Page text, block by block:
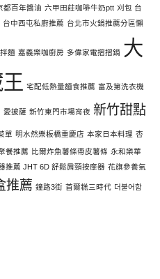
都百年醬油 六甲田莊咖啡牛奶ptt 刈包 台
台中西屯私廚推薦 台北市火鍋推薦分區懶
麵 嘉義樂咖廚房 多偉家電摺摺鍋 大
宅配低熱量麵食推薦 富及第洗衣機
愛披薩 新竹東門市場宵夜 新竹甜點
單 明水然樂板橋重慶店 本家日本料理 杏
餐推薦 比爾炸魚薯條帶皮薯條 永和樂華
推薦 JHT 6D 舒鬆肩頸按摩器 花旗參養氣
推薦 鐘路3街 首爾糕三時代 더불어함